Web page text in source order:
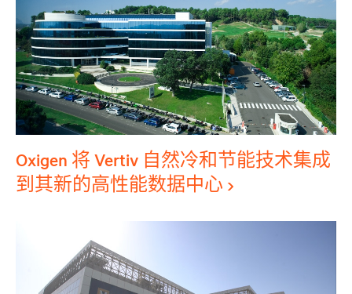
Oxigen 将 Vertiv 自然冷和节能技术集成
到其新的高性能数据中心